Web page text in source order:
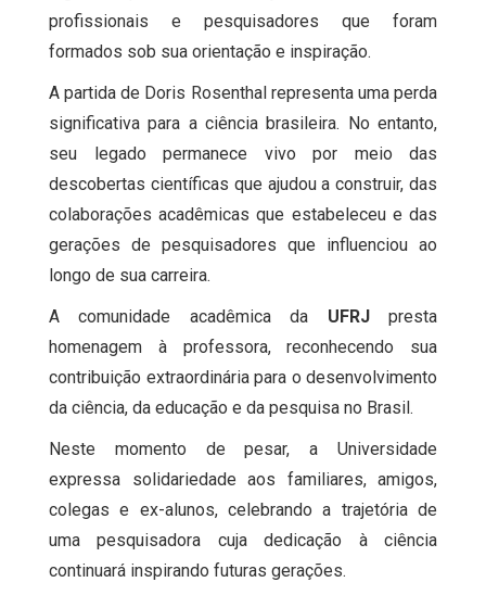
profissionais e pesquisadores que foram
formados sob sua orientação e inspiração.
A partida de Doris Rosenthal representa uma perda
significativa para a ciência brasileira. No entanto,
seu legado permanece vivo por meio das
descobertas científicas que ajudou a construir, das
colaborações acadêmicas que estabeleceu e das
gerações de pesquisadores que influenciou ao
longo de sua carreira.
A comunidade acadêmica da UFRJpresta
homenagem à professora, reconhecendo sua
contribuição extraordinária para o desenvolvimento
da ciência, da educação e da pesquisa no Brasil.
Neste momento de pesar, a Universidade
expressa solidariedade aos familiares, amigos,
colegas e ex-alunos, celebrando a trajetória de
uma pesquisadora cuja dedicação à ciência
continuará inspirando futuras gerações.